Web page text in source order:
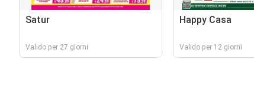
Satur
Valido per 27 giorni
Happy Casa
Valido per 12 giorni